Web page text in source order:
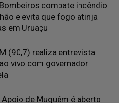
combate incêndio
e evita que fogo atinja
em Uruaçu
(90,7) realiza entrevista
vivo com governador
de Muquém é aberto